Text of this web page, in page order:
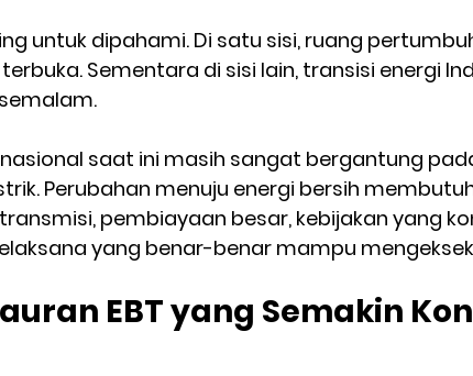
untuk dipahami. Di satu sisi, ruang
Sementara di sisi lain, transisi energi
saat ini masih sangat bergantung
Perubahan menuju energi bersih
pembiayaan besar, kebijakan yang
yang benar-benar mampu
EBT yang Semakin